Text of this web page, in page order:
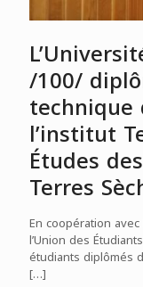
/100/
technique
l’institut
Études
Terres
En coopération
l’Union des
étudiants diplômés
[…]